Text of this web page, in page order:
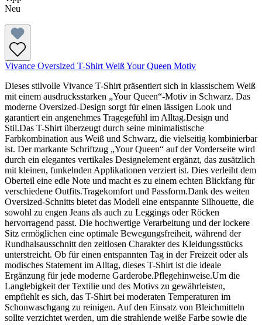
Neu
Vivance Oversized T-Shirt Weiß Your Queen Motiv
Dieses stilvolle Vivance T-Shirt präsentiert sich in klassischem Weiß
mit einem ausdrucksstarken „Your Queen“-Motiv in Schwarz. Das
moderne Oversized-Design sorgt für einen lässigen Look und
garantiert ein angenehmes Tragegefühl im Alltag.Design und
Stil.Das T-Shirt überzeugt durch seine minimalistische
Farbkombination aus Weiß und Schwarz, die vielseitig kombinierbar
ist. Der markante Schriftzug „Your Queen“ auf der Vorderseite wird
durch ein elegantes vertikales Designelement ergänzt, das zusätzlich
mit kleinen, funkelnden Applikationen verziert ist. Dies verleiht dem
Oberteil eine edle Note und macht es zu einem echten Blickfang für
verschiedene Outfits.Tragekomfort und Passform.Dank des weiten
Oversized-Schnitts bietet das Modell eine entspannte Silhouette, die
sowohl zu engen Jeans als auch zu Leggings oder Röcken
hervorragend passt. Die hochwertige Verarbeitung und der lockere
Sitz ermöglichen eine optimale Bewegungsfreiheit, während der
Rundhalsausschnitt den zeitlosen Charakter des Kleidungsstücks
unterstreicht. Ob für einen entspannten Tag in der Freizeit oder als
modisches Statement im Alltag, dieses T-Shirt ist die ideale
Ergänzung für jede moderne Garderobe.Pflegehinweise.Um die
Langlebigkeit der Textilie und des Motivs zu gewährleisten,
empfiehlt es sich, das T-Shirt bei moderaten Temperaturen im
Schonwaschgang zu reinigen. Auf den Einsatz von Bleichmitteln
sollte verzichtet werden, um die strahlende weiße Farbe sowie die